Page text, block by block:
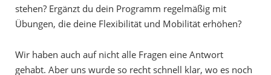
stehen? Ergänzt du dein Programm regelmäßig mit
Übungen, die deine Flexibilität und Mobilität erhöhen?
Wir haben auch auf nicht alle Fragen eine Antwort
gehabt. Aber uns wurde so recht schnell klar, wo es noch